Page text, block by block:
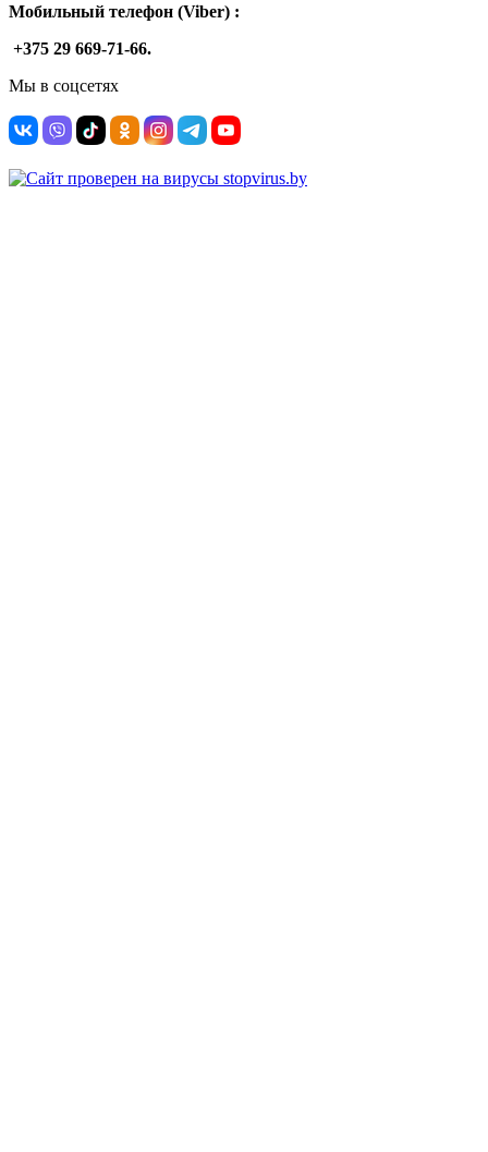
Мобильный телефон (Viber) :
+375 29 669-71-66.
Мы в соцсетях